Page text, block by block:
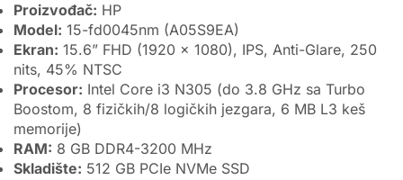
Proizvođač: HP
Model: 15-fd0045nm (A05S9EA)
Ekran: 15.6” FHD (1920 x 1080), IPS, Anti-Glare, 250
nits, 45% NTSC
Procesor: Intel Core i3 N305 (do 3.8 GHz sa Turbo
Boostom, 8 fizičkih/8 logičkih jezgara, 6 MB L3 keš
memorije)
RAM: 8 GB DDR4-3200 MHz
Skladište: 512 GB PCIe NVMe SSD